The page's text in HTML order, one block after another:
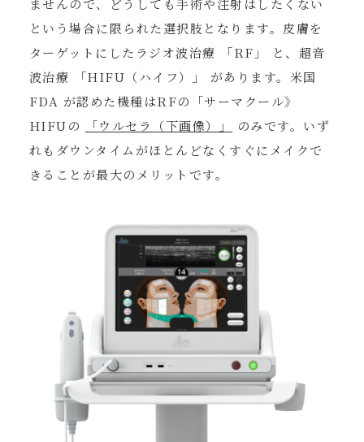
ませんので、どうしても手術や注射はしたくない
という場合に限られた選択肢となります。皮膚を
ターゲットにしたラジオ波治療 「RF」 と、超音
波治療 「HIFU（ハイフ）」 があります。米国
FDA が認めた機種はRFの「サーマクール》
HIFUの
「ウルセラ（下画像）」
のみです。いず
れもダウンタイムがほとんどなくすぐにメイクで
きることが最大のメリットです。